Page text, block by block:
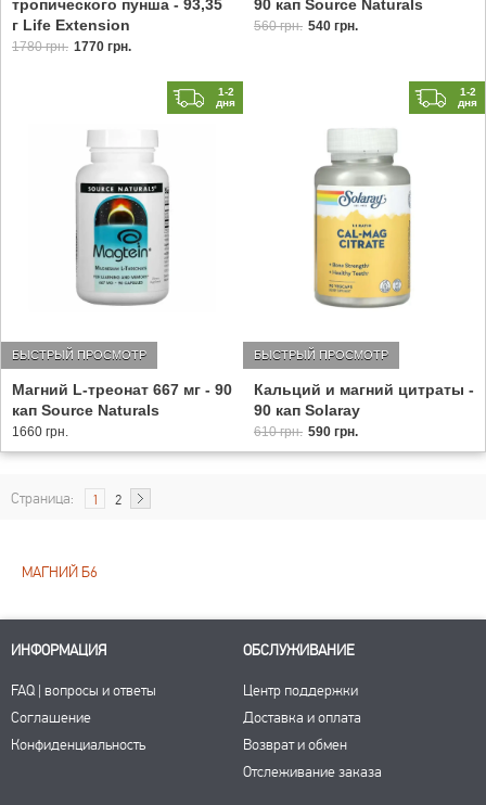
тропического пунша - 93,35
г Life Extension
1780 грн. 1770 грн.
90 кап Source Naturals
560 грн. 540 грн.
1-2
дня
Магний L-треонат 667 мг - 90
кап Source Naturals
БЫСТРЫЙ ПРОСМОТР
1660 грн.
1-2
дня
Кальций и магний цитраты -
90 кап Solaray
БЫСТРЫЙ ПРОСМОТР
610 грн. 590 грн.
Страница: 1 2
МАГНИЙ Б6
ИНФОРМАЦИЯ
FAQ | вопросы и ответы
Соглашение
Конфиденциальность
ОБСЛУЖИВАНИЕ
Центр поддержки
Доставка и оплата
Возврат и обмен
Отслеживание заказа